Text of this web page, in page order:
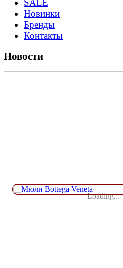
SALE
Новинки
Бренды
Контакты
Новости
Loading...